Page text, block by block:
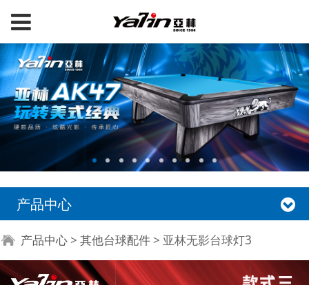
产品中心
亚林无影台球灯3
产品中心 > 其他台球配件 > 亚林无影台球灯3